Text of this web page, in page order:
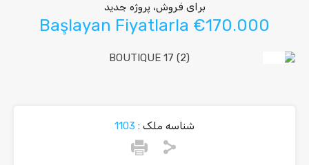
برای فروش، پروژه جدید
Başlayan Fiyatlarla €170.000
شناسه ملک :